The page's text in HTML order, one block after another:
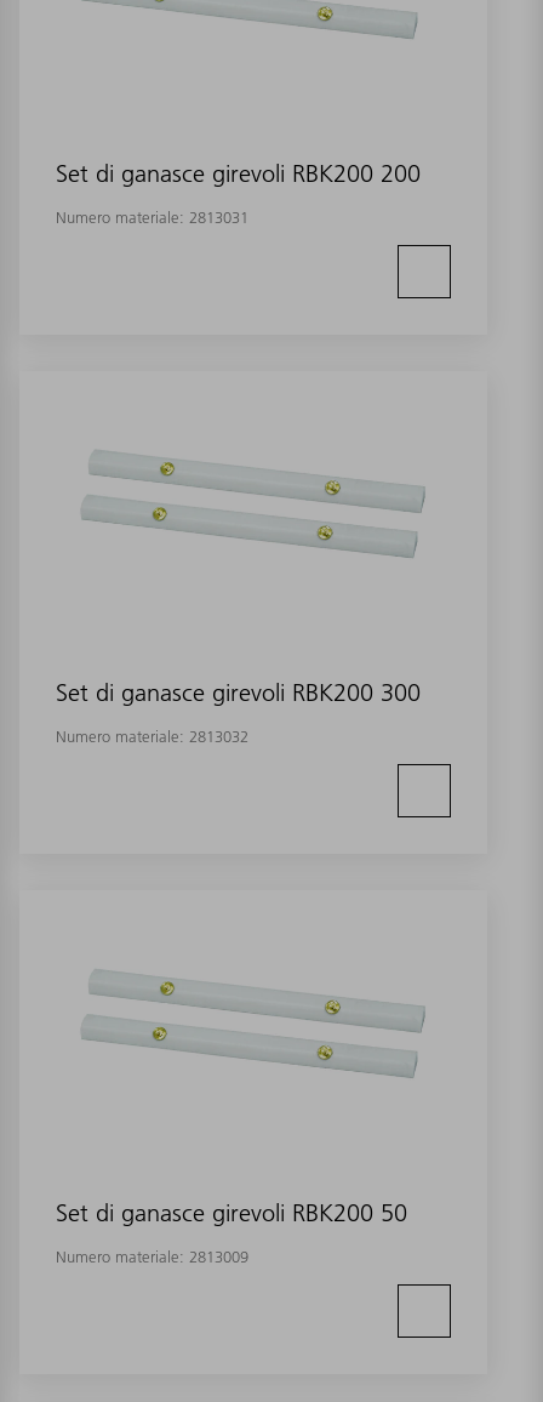
Set di ganasce girevoli RBK200 200
Numero materiale: 2813031
Set di ganasce girevoli RBK200 300
Numero materiale: 2813032
Set di ganasce girevoli RBK200 50
Numero materiale: 2813009